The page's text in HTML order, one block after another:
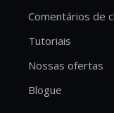
Comentários de
Tutoriais
Nossas ofertas
Blogue